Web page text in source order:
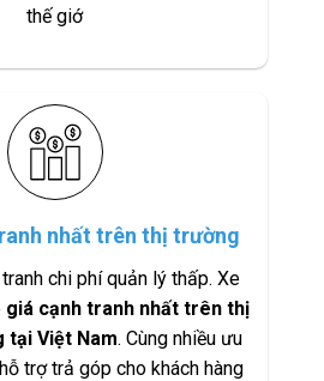
thế giớ
nhất trên thị trường
chi phí quản lý thấp. Xe
giá cạnh tranh nhất trên thị
tại Việt Nam. Cùng nhiều ưu
trợ trả góp cho khách hàng